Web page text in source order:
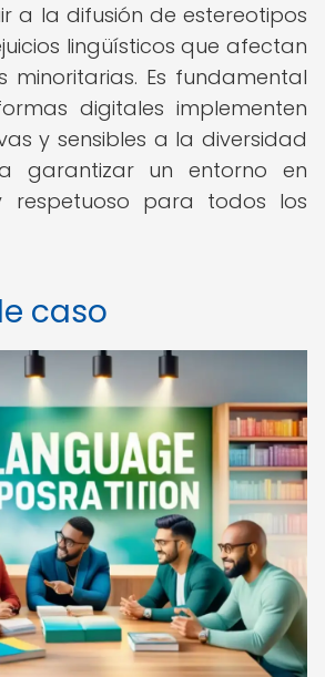
a la difusión de estereotipos
lingüísticos que afectan
minoritarias. Es fundamental
digitales implementen
y sensibles a la diversidad
garantizar un entorno en
respetuoso para todos los
caso